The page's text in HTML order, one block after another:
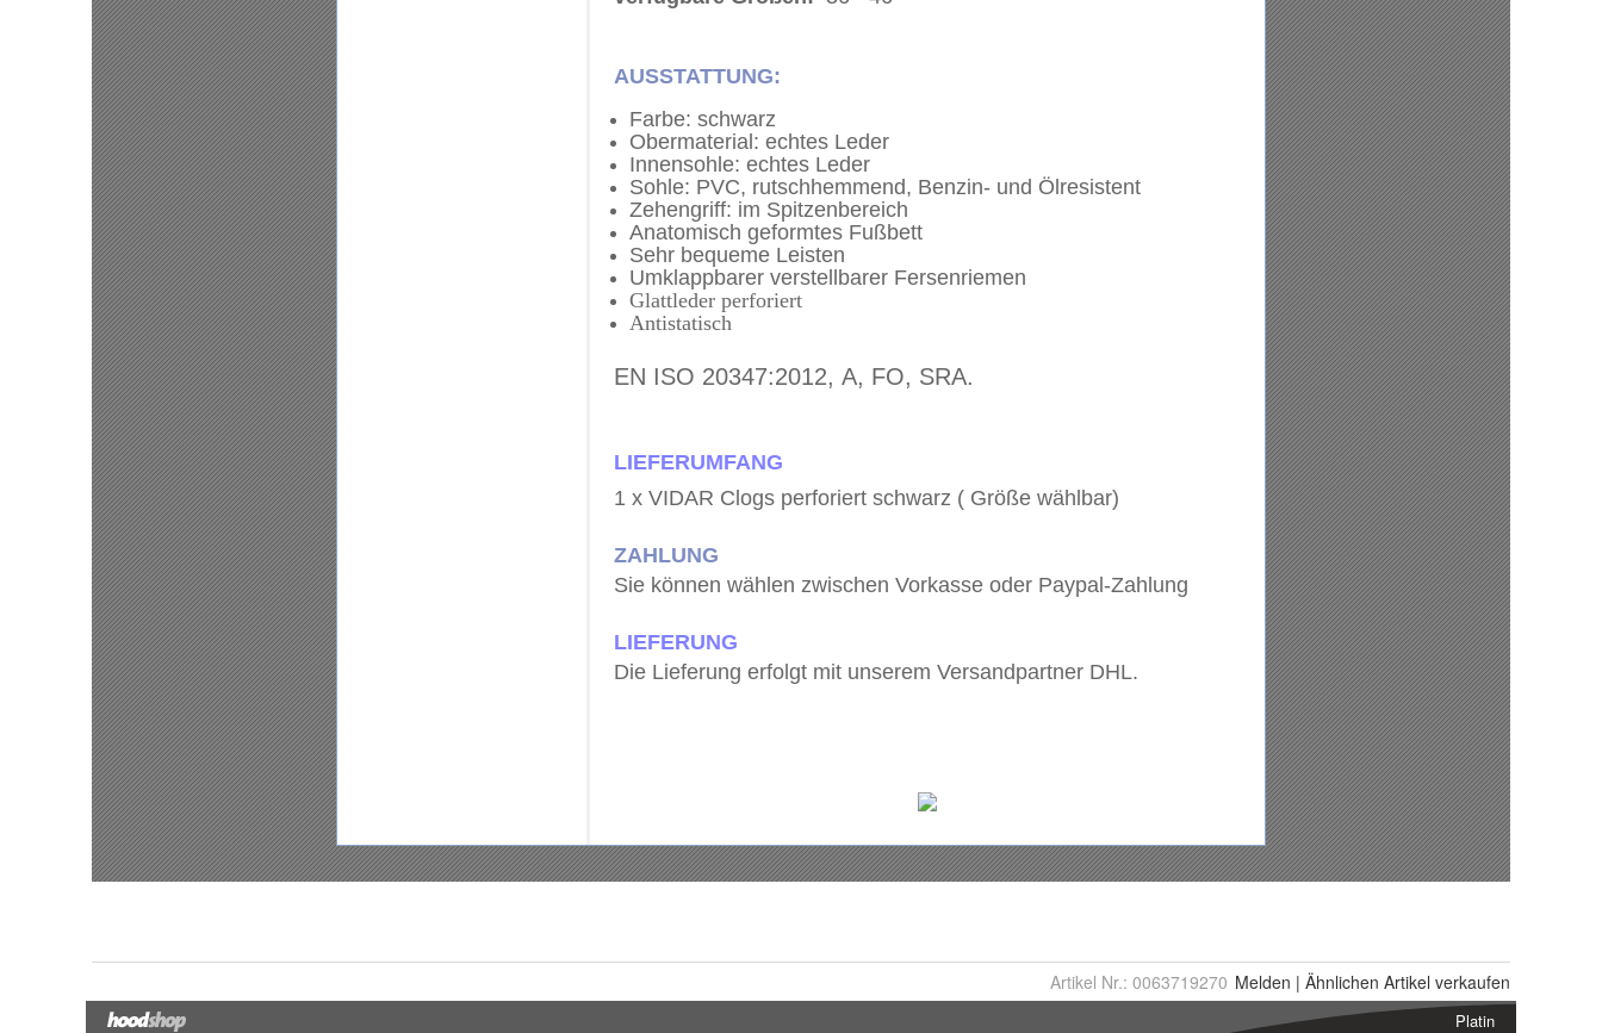
Artikel Nr.: 0063719270 Melden | Ähnlichen Artikel verkaufen
Platin